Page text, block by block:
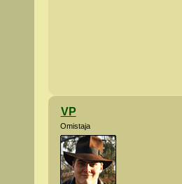
VP
Omistaja